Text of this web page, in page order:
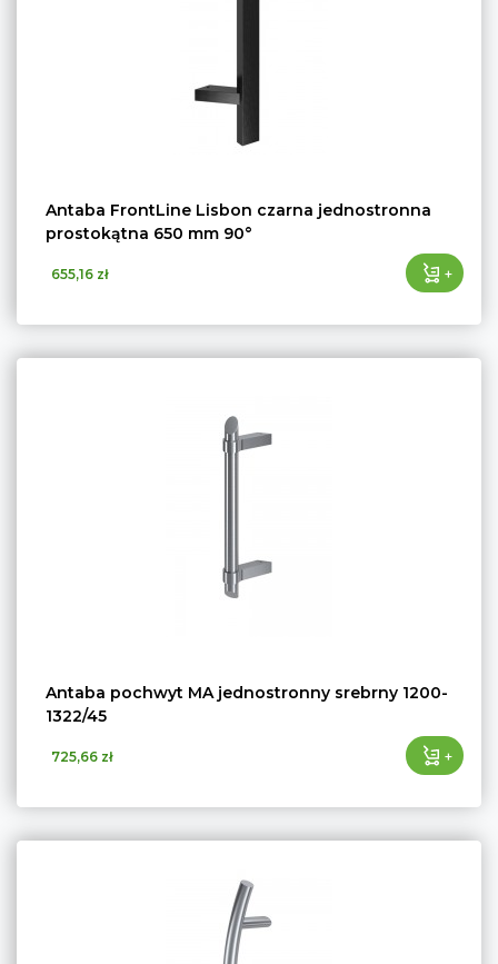
Antaba FrontLine Lisbon czarna jednostronna
prostokątna 650 mm 90°
655,16 zł +
Antaba pochwyt MA jednostronny srebrny 1200-
1322/45
725,66 zł +